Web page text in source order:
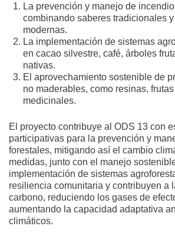
La prevención y manejo de
combinando saberes tradicionales
modernas.
La implementación de sistemas
en cacao silvestre, café, árboles
nativas.
El aprovechamiento sostenible de
no maderables, como resinas,
medicinales.
El proyecto contribuye al ODS 13 con
participativas para la prevención y
forestales, mitigando así el cambio
medidas, junto con el manejo
implementación de sistemas
resiliencia comunitaria y contribuyen a
carbono, reduciendo los gases de
aumentando la capacidad adaptativa
climáticos.